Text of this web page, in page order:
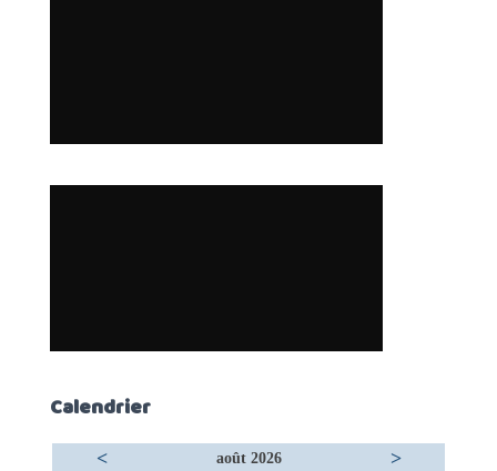
Calendrier
< août 2026 >